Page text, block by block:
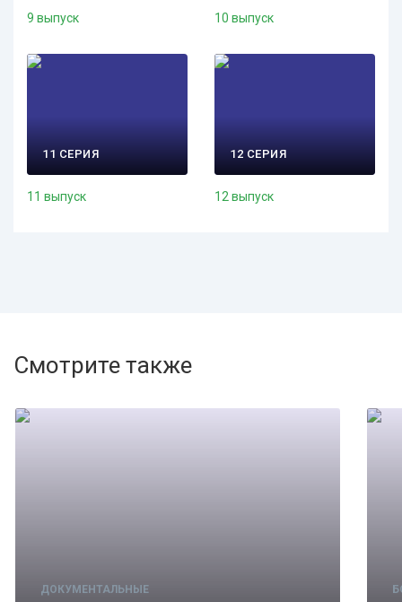
9 выпуск 10 выпуск
11 СЕРИЯ
11 выпуск
12 СЕРИЯ
12 выпуск
Смотрите также
ДОКУМЕНТАЛЬНЫЕ